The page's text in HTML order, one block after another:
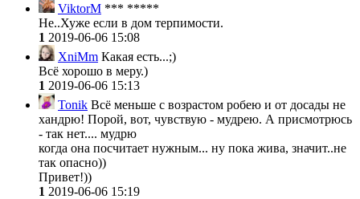
ViktorM *** *****
Не..Хуже если в дом терпимости.
1 2019-06-06 15:08
XniMm Какая есть...;)
Всё хорошо в меру.)
1 2019-06-06 15:13
Tonik Всё меньше с возрастом робею и от досады не
хандрю! Порой, вот, чувствую - мудрею. А присмотрюсь
- так нет.... мудрю
когда она посчитает нужным... ну пока жива, значит..не
так опасно))
Привет!))
1 2019-06-06 15:19